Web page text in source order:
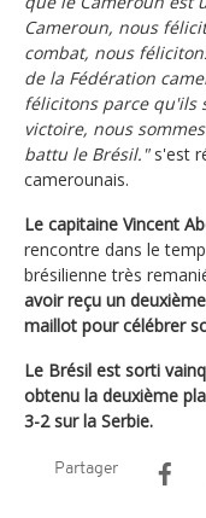
Cameroun, nous
combat, nous
de la Fédération
félicitons parce qu'ils
victoire, nous
battu le Brésil."s'est
camerounais.
Le capitaine Vincent
rencontre dans le
brésilienne très
avoir reçu un
maillot pour célébrer
Le Brésil est sorti
obtenu la deuxième
3-2 sur la Serbie.
Partager